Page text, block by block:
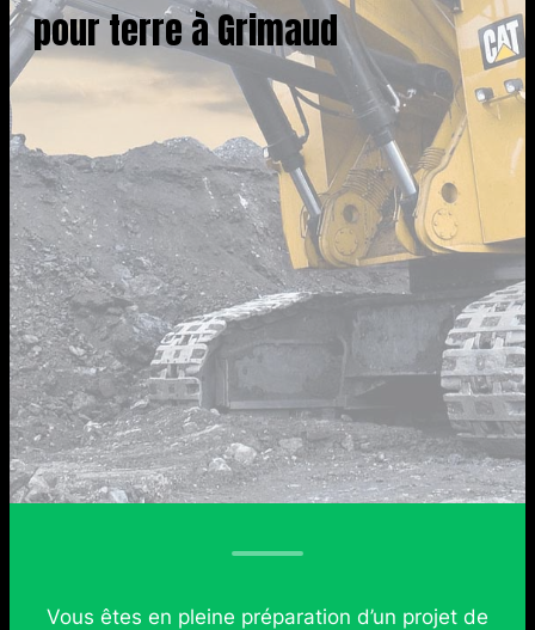
pour terre à Grimaud
Vous êtes en pleine préparation d’un projet de